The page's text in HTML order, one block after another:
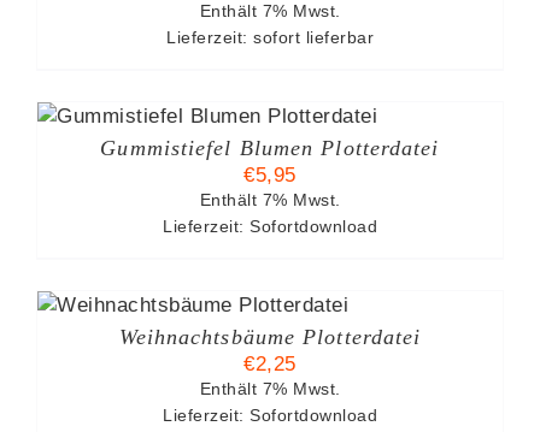
Enthält 7% Mwst.
Lieferzeit: sofort lieferbar
Gummistiefel Blumen Plotterdatei
€5,95
Enthält 7% Mwst.
Lieferzeit: Sofortdownload
Weihnachtsbäume Plotterdatei
€2,25
Enthält 7% Mwst.
Lieferzeit: Sofortdownload